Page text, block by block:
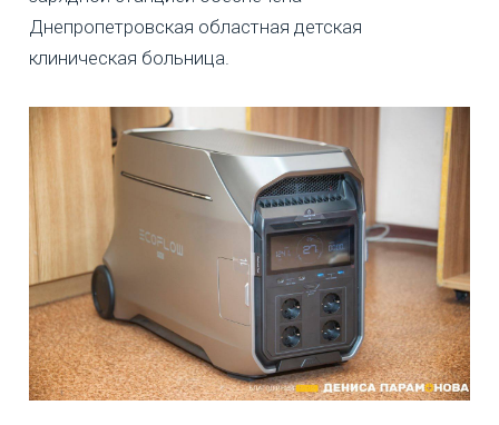
Днепропетровская областная детская
клиническая больница.